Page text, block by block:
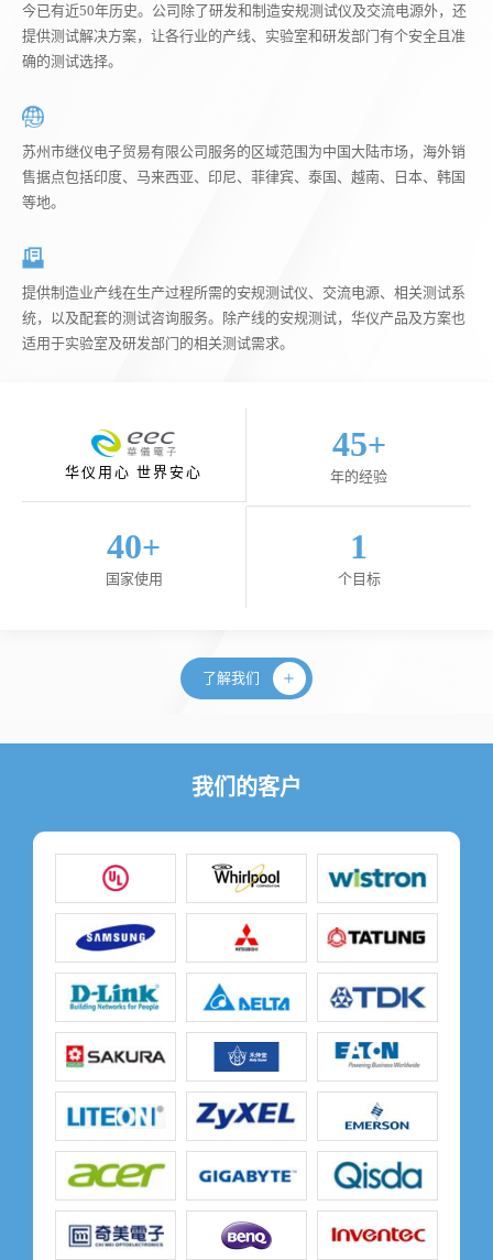
今已有近50年历史。公司除了研发和制造安规测试仪及交流电源外，还
提供测试解决方案，让各行业的产线、实验室和研发部门有个安全且准
确的测试选择。
苏州市继仪电子贸易有限公司服务的区域范围为中国大陆市场，海外销
售据点包括印度、马来西亚、印尼、菲律宾、泰国、越南、日本、韩国
等地。
提供制造业产线在生产过程所需的安规测试仪、交流电源、相关测试系
统，以及配套的测试咨询服务。除产线的安规测试，华仪产品及方案也
适用于实验室及研发部门的相关测试需求。
华仪用心 世界安心
45+
年的经验
40+
国家使用
1
个目标
了解我们
我们的客户